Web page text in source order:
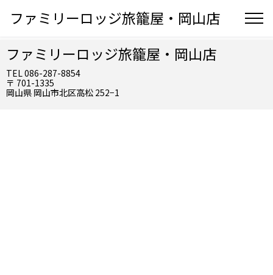
ファミリーロッジ旅籠屋・岡山店
ファミリーロッジ旅籠屋・岡山店
TEL 086-287-8854
〒 701-1335
岡山県 岡山市北区高松 252−1